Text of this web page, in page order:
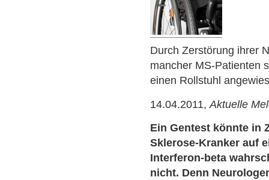
Durch Zerstörung ihrer
mancher MS-Patienten
einen Rollstuhl
14.04.2011,Aktuelle
Ein Gentest könnte in
Sklerose-Kranker auf
Interferon-beta
nicht. Denn